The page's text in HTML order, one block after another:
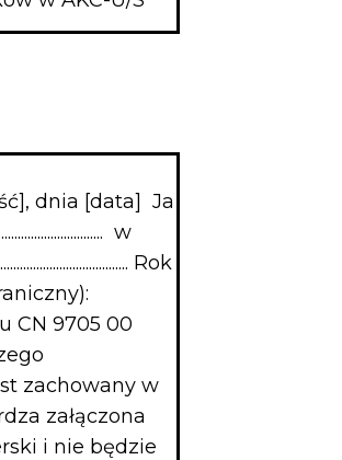
dnia [data] Ja
w
Rok
CN 9705 00
zachowany w
załączona
i nie będzie